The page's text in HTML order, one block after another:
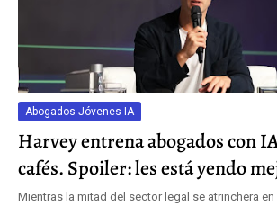
Abogados Jóvenes IA
Harvey entrena abogados con
cafés. Spoiler: les está yendo
Mientras la mitad del sector legal se atrinchera